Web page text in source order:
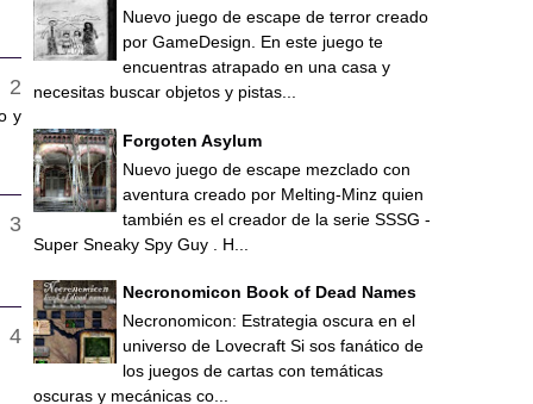
y
Nuevo juego de escape de terror creado
por GameDesign. En este juego te
encuentras atrapado en una casa y
necesitas buscar objetos y pistas...
Forgoten Asylum
Nuevo juego de escape mezclado con
aventura creado por Melting-Minz quien
también es el creador de la serie SSSG -
Super Sneaky Spy Guy . H...
Necronomicon Book of Dead Names
Necronomicon: Estrategia oscura en el
universo de Lovecraft Si sos fanático de
los juegos de cartas con temáticas
oscuras y mecánicas co...